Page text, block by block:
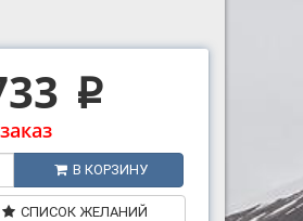
p
В КОРЗИНУ
СПИСОК ЖЕЛАНИЙ